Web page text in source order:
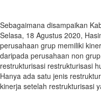
Sebagaimana disampaikan
Selasa, 18 Agustus 2020,
perusahaan grup memiliki
daripada perusahaan non
restrukturisasi restrukturisasi
Hanya ada satu jenis
kinerja setelah restrukturisasi